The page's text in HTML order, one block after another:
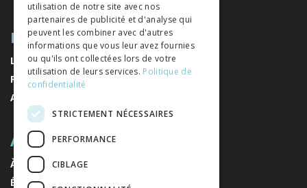
PLAN DU SITE
LIVRES
REVUES
AUTEURS
A PROPOS
À PROPOS DE NOUS
ÉDITEURS
utilisation de notre site avec nos
partenaires de publicité et d'analyse qui
peuvent les combiner avec d'autres
informations que vous leur avez fournies
ou qu'ils ont collectées lors de votre
utilisation de leurs services. Politique de
confidentialité
STRICTEMENT NÉCESSAIRES
PERFORMANCE
CIBLAGE